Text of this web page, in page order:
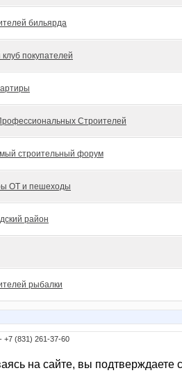
бильярда
клуб покупателей
Строителей
строительный форум
ОТ и пешеходы
район
рыбалки
- +7 (831) 261-37-60
на сайте, вы подтверждаете